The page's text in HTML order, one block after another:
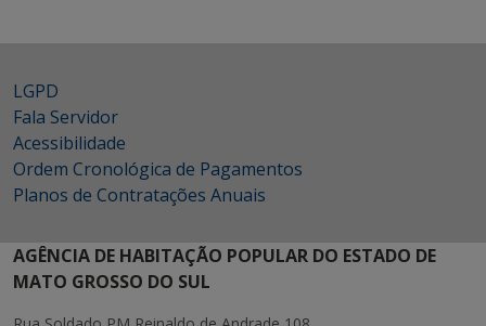
LGPD
Fala Servidor
Acessibilidade
Ordem Cronológica de Pagamentos
Planos de Contratações Anuais
AGÊNCIA DE HABITAÇÃO POPULAR DO ESTADO DE
MATO GROSSO DO SUL